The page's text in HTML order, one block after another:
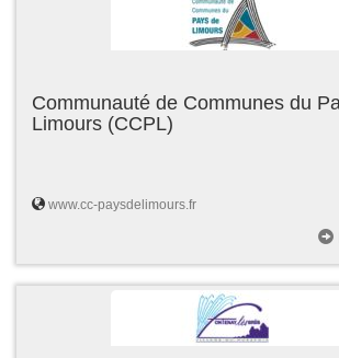
Communauté de Communes du
Limours (CCPL)
www.cc-paysdelimours.fr